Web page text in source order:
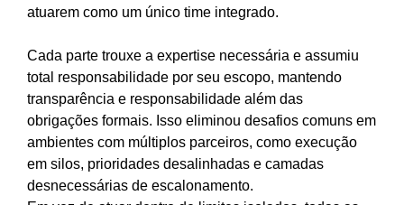
atuarem como um único time integrado.
Cada parte trouxe a expertise necessária e assumiu
total responsabilidade por seu escopo, mantendo
transparência e responsabilidade além das
obrigações formais. Isso eliminou desafios comuns em
ambientes com múltiplos parceiros, como execução
em silos, prioridades desalinhadas e camadas
desnecessárias de escalonamento.